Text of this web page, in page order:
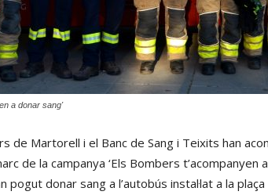
a donar sang'
de Martorell i el Banc de Sang i Teixits han
de la campanya ‘Els Bombers t’acompanyen
pogut donar sang a l’autobús instal·lat a la